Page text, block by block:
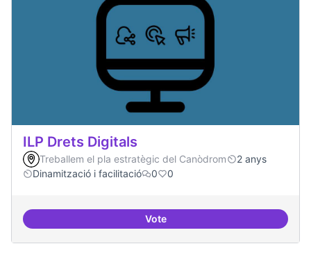
ILP Drets Digitals
Treballem el pla estratègic del Canòdrom
2 anys
Dinamització i facilitació
0 0
VoteILP Drets Digitals